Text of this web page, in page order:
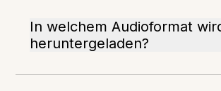
In welchem Audioformat
heruntergeladen?